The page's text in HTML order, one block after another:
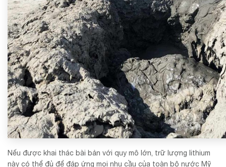
Nếu được khai thác bài bản với quy mô lớn, trữ lượng lithium
này có thể đủ để đáp ứng mọi nhu cầu của toàn bộ nước Mỹ